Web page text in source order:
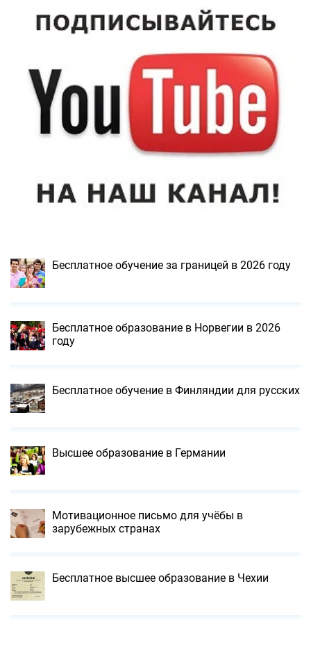
Бесплатное обучение за границей в 2026 году
Бесплатное образование в Норвегии в 2026
году
Бесплатное обучение в Финляндии для русских
Высшее образование в Германии
Мотивационное письмо для учёбы в
зарубежных странах
Бесплатное высшее образование в Чехии